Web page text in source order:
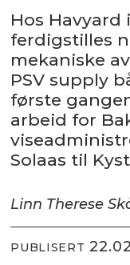
Hos Havyard
ferdigstilles
mekaniske
PSV supply
første
arbeid for
Solaas til
Linn Therese
PUBLISERT